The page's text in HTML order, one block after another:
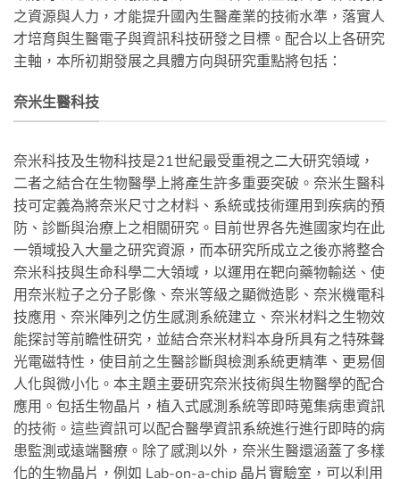
之資源與人力，才能提升國內生醫產業的技術水準，落實人
才培育與生醫電子與資訊科技研發之目標。配合以上各研究
主軸，本所初期發展之具體方向與研究重點將包括：
奈米生醫科技
奈米科技及生物科技是21世紀最受重視之二大研究領域，
二者之結合在生物醫學上將產生許多重要突破。奈米生醫科
技可定義為將奈米尺寸之材料、系統或技術運用到疾病的預
防、診斷與治療上之相關研究。目前世界各先進國家均在此
一領域投入大量之研究資源，而本研究所成立之後亦將整合
奈米科技與生命科學二大領域，以運用在靶向藥物輸送、使
用奈米粒子之分子影像、奈米等級之顯微造影、奈米機電科
技應用、奈米陣列之仿生感測系統建立、奈米材料之生物效
能探討等前瞻性研究，並結合奈米材料本身所具有之特殊聲
光電磁特性，使目前之生醫診斷與檢測系統更精準、更易個
人化與微小化。本主題主要研究奈米技術與生物醫學的配合
應用。包括生物晶片，植入式感測系統等即時蒐集病患資訊
的技術。這些資訊可以配合醫學資訊系統進行進行即時的病
患監測或遠端醫療。除了感測以外，奈米生醫還涵蓋了多樣
化的生物晶片，例如 Lab-on-a-chip 晶片實驗室，可以利用